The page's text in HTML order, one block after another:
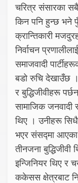
चरित्र संसारका
किन पनि हुन्छ भने
क्रान्तिकारी
निर्वाचन
समाजवादी
बडो रुचि देखाउँछ ।
र बुद्धिजीवीहरू
सामाजिक
थिए । उनीहरू सिधै
भएर संसद्मा आएका
तीनजना
इन्जिनियर थिए र
ककेसस क्षेत्रबाट